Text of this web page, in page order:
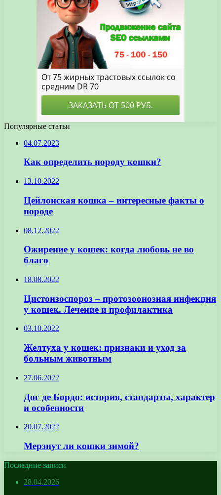
Популярные статьи
04.07.2023
Как определить породу кошки?
13.10.2022
Цейлонская кошка – интересные факты о
породе
08.12.2022
Ожирение у кошек: когда любовь не во
благо
18.08.2022
Цистоизоспороз – протозоонозная инфекция
у кошек. Лечение и профилактика
03.10.2022
Желтуха у кошек: признаки и уход за
больным животным
27.06.2022
Дог де Бордо: история, стандарты, характер
и особенности
20.07.2022
Мерзнут ли кошки зимой?
Последние записи
28.04.2026